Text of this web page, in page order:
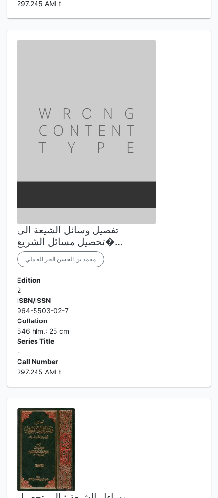
297.245 AMI t
تفصيل وسائل الشيعة الى
تحصيل مسائل الشريع�…
محمد بن الحسن الحر العاملي
Edition
2
ISBN/ISSN
964-5503-02-7
Collation
546 hlm.: 25 cm
Series Title
-
Call Number
297.245 AMI t